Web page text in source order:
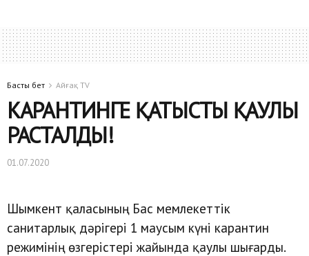
Басты бет Айғақ TV
КАРАНТИНГЕ ҚАТЫСТЫ ҚАУЛЫ
РАСТАЛДЫ!
01.07.2020
Шымкент қаласының Бас мемлекеттік
санитарлық дәрігері 1 маусым күні карантин
режимінің өзгерістері жайында қаулы шығарды.